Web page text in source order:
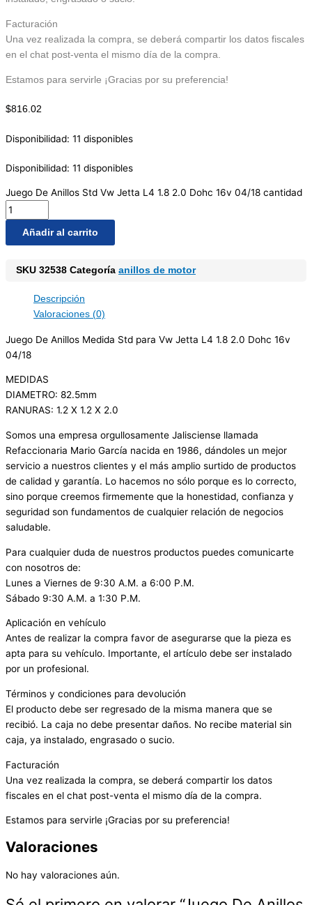
Facturación
Una vez realizada la compra, se deberá compartir los datos fiscales
en el chat post-venta el mismo día de la compra.
Estamos para servirle ¡Gracias por su preferencia!
$816.02
Disponibilidad: 11 disponibles
Disponibilidad: 11 disponibles
Juego De Anillos Std Vw Jetta L4 1.8 2.0 Dohc 16v 04/18 cantidad
Añadir al carrito
SKU 32538 Categoría anillos de motor
Descripción
Valoraciones (0)
Juego De Anillos Medida Std para Vw Jetta L4 1.8 2.0 Dohc 16v
04/18
MEDIDAS
DIAMETRO: 82.5mm
RANURAS: 1.2 X 1.2 X 2.0
Somos una empresa orgullosamente Jalisciense llamada
Refaccionaria Mario García nacida en 1986, dándoles un mejor
servicio a nuestros clientes y el más amplio surtido de productos
de calidad y garantía. Lo hacemos no sólo porque es lo correcto,
sino porque creemos firmemente que la honestidad, confianza y
seguridad son fundamentos de cualquier relación de negocios
saludable.
Para cualquier duda de nuestros productos puedes comunicarte
con nosotros de:
Lunes a Viernes de 9:30 A.M. a 6:00 P.M.
Sábado 9:30 A.M. a 1:30 P.M.
Aplicación en vehículo
Antes de realizar la compra favor de asegurarse que la pieza es
apta para su vehículo. Importante, el artículo debe ser instalado
por un profesional.
Términos y condiciones para devolución
El producto debe ser regresado de la misma manera que se
recibió. La caja no debe presentar daños. No recibe material sin
caja, ya instalado, engrasado o sucio.
Facturación
Una vez realizada la compra, se deberá compartir los datos
fiscales en el chat post-venta el mismo día de la compra.
Estamos para servirle ¡Gracias por su preferencia!
Valoraciones
No hay valoraciones aún.